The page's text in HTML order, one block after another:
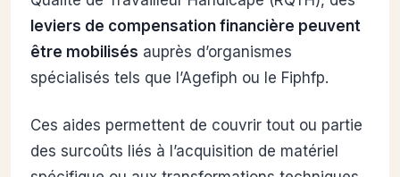
leviers de compensation financière peuvent
être mobilisés auprès d’organismes
spécialisés tels que l’Agefiph ou le Fiphfp.
Ces aides permettent de couvrir tout ou partie
des surcoûts liés à l’acquisition de matériel